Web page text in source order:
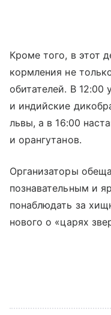
Кроме того, в этот
кормления не
обитателей. В 12:00
и индийские
львы, а в 16:00
и орангутанов.
Организаторы
познавательным и
понаблюдать за
нового о «царях